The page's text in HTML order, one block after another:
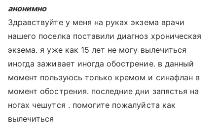
анонимно
Здравствуйте у меня на руках экзема врачи
нашего поселка поставили диагноз хроническая
экзема. я уже как 15 лет не могу вылечиться
иногда заживает иногда обострение. в данный
момент пользуюсь только кремом и синафлан в
момент обострения. последние дни запястья на
ногах чешутся . помогите пожалуйста как
вылечиться